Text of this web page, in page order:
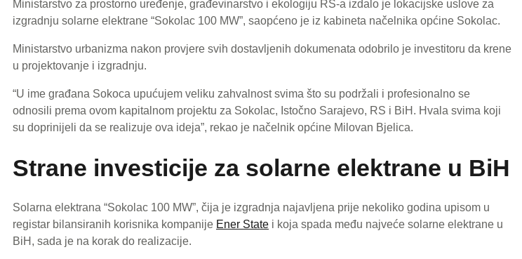
Ministarstvo za prostorno uređenje, građevinarstvo i ekologiju RS-a izdalo je lokacijske uslove za
izgradnju solarne elektrane “Sokolac 100 MW”, saopćeno je iz kabineta načelnika općine Sokolac.
Ministarstvo urbanizma nakon provjere svih dostavljenih dokumenata odobrilo je investitoru da krene
u projektovanje i izgradnju.
“U ime građana Sokoca upućujem veliku zahvalnost svima što su podržali i profesionalno se
odnosili prema ovom kapitalnom projektu za Sokolac, Istočno Sarajevo, RS i BiH. Hvala svima koji
su doprinijeli da se realizuje ova ideja”, rekao je načelnik općine Milovan Bjelica.
Strane investicije za solarne elektrane u BiH
Solarna elektrana “Sokolac 100 MW”, čija je izgradnja najavljena prije nekoliko godina upisom u
registar bilansiranih korisnika kompanije Ener State i koja spada među najveće solarne elektrane u
BiH, sada je na korak do realizacije.